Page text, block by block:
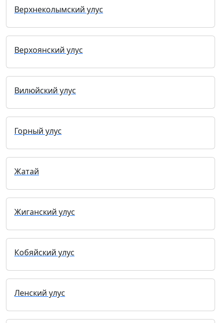
Верхнеколымский улус
Верхоянский улус
Вилюйский улус
Горный улус
Жатай
Жиганский улус
Кобяйский улус
Ленский улус